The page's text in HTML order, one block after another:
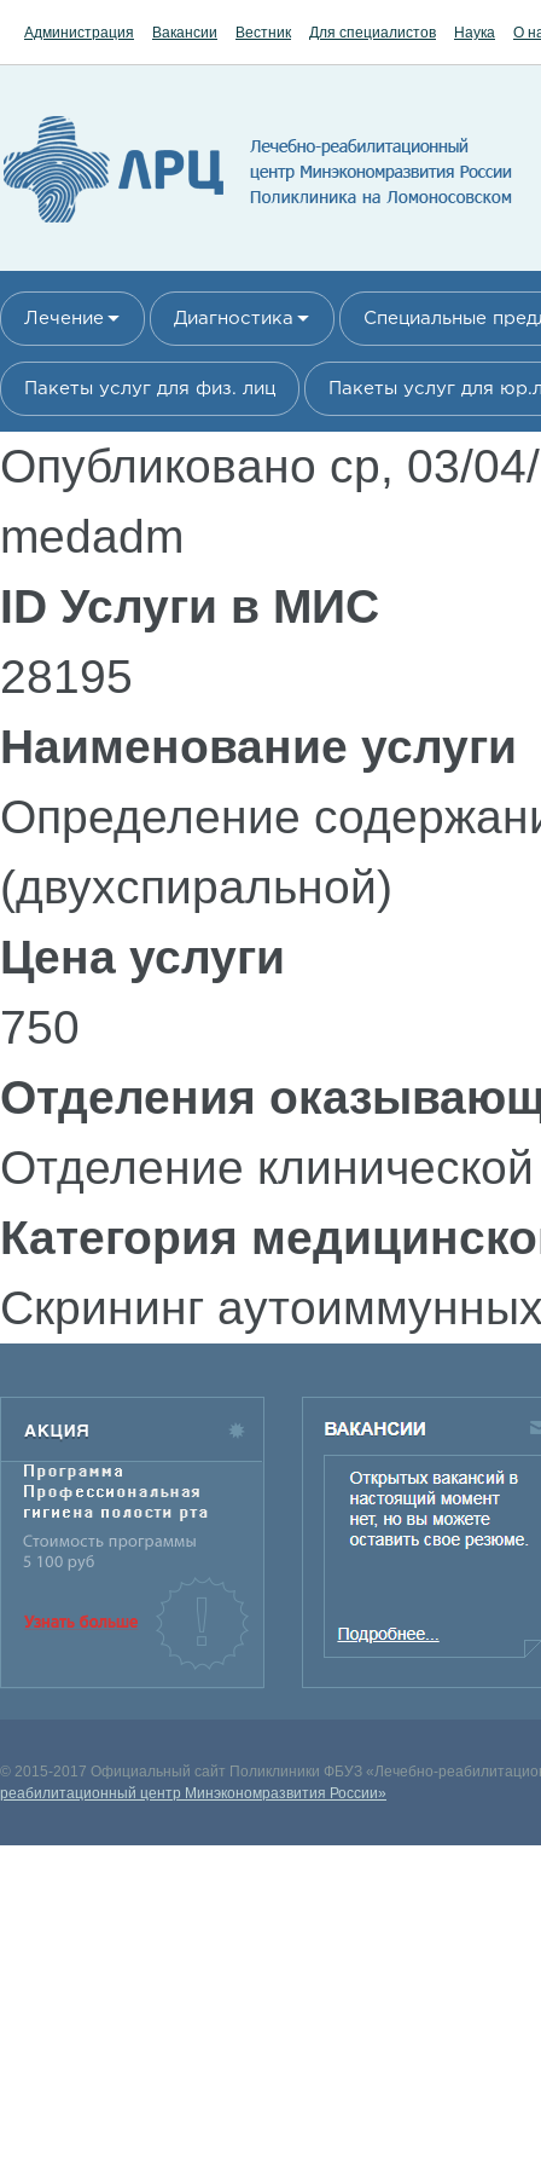
Администрация Вакансии Вестник Для специалистов Наука О
Лечение Диагностика Специальные
Пакеты услуг для физ. лиц Пакеты услуг для
Опубликовано ср, 03/
medadm
ID Услуги в МИС
28195
Наименование услуги
Определение
(двухспиральной)
Цена услуги
750
Отделения
Отделение
Категория
Скрининг
© 2015-2017 Официальный сайт Поликлиники ФБУЗ «Лечебно-
реабилитационный центр Минэкономразвития России»